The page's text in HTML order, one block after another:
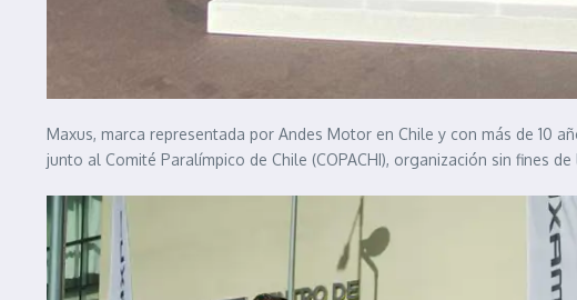
Maxus, marca representada por Andes Motor en Chile y con más de 10
junto al Comité Paralímpico de Chile (COPACHI), organización sin fines